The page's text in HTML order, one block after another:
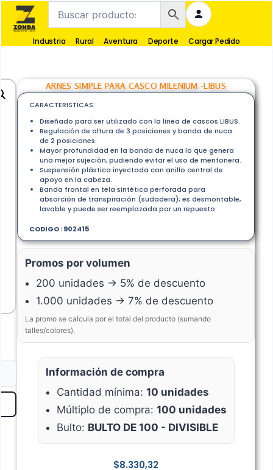
Industria Rural Aventura Deporte Cargar Pedido
ARNES SIMPLE PARA CASCO MILENIUM -LIBUS
$8.330,32
CARACTERISTICAS:
Diseñado para ser utilizado con la línea de cascos LIBUS.
Regulación de altura de 3 posiciones y banda de nuca
de 2 posiciones.
Mayor profundidad en la banda de nuca lo que genera
una mejor sujeción, pudiendo evitar el uso de mentonera.
Suspensión plástica inyectada con anillo central de
apoyo en la cabeza.
Banda frontal en tela sintética perforada para
absorción de transpiración (sudadera); es desmontable,
lavable y puede ser reemplazada por un repuesto.
CODIGO : 902415
Promos por volumen
200 unidades → 5% de descuento
1.000 unidades → 7% de descuento
La promo se calcula por el total del producto (sumando
talles/colores).
Información de compra
Cantidad mínima: 10 unidades
Múltiplo de compra: 100 unidades
Bulto: BULTO DE 100 - DIVISIBLE